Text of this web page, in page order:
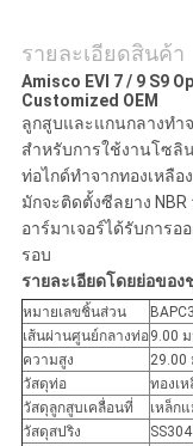
เป็น
ส่วน
ตัว
รายละเอียดสินค้า
Amisco EVI 7 / 9 S9
Customized OEM
ลูกสูบและแกนกลางทำ
สำหรับการใช้งานโซลิ
ท่อไกด์ทำจากทองเหลื
มักจะติดตั้งซีลยาง
อาร์มาเจอร์ได้รับการ
รอบ
รายละเอียดโดยย่อขอ
หมายเลขชิ้นส่วน
เส้นผ่านศูนย์กลางท่อ9.00
ความสูง
29.00
วัสดุท่อ
ทองเห
วัสดุลูกสูบเคลื่อนที่
เหล็ก
วัสดุสปริง
SS304